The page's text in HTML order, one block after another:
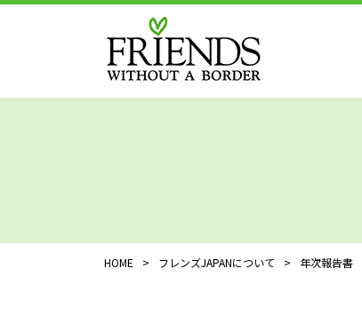
HOME > フレンズJAPANについて > 年次報告書